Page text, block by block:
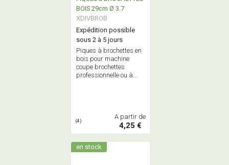
BOIS 29cm Ø 3.7
XDIVBROB
Expédition possible
sous 2 à 5 jours
Piques à brochettes en
bois pour machine
coupe brochettes
professionnelle ou à
(4)
A partir de
4,25 €
en stock